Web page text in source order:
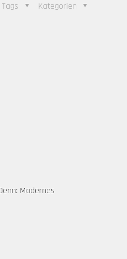
Kategorien
Tags
Modernes